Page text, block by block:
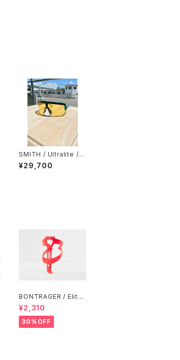
SMITH / Ultralite /
Matte Malachlte（Ch
romaPop Low Light
¥29,700
BONTRAGER / Elite
Water Bottle Cage /
Radioactive Coral
¥2,310
30%OFF